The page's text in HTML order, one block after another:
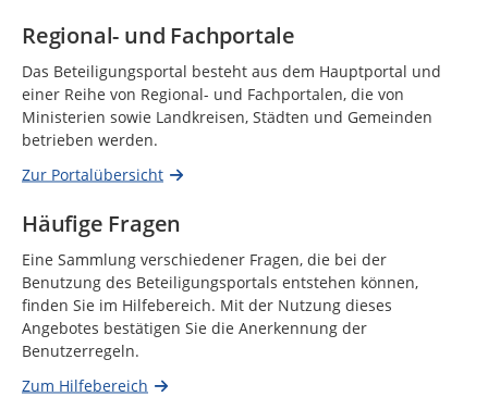
Regional- und Fachportale
Das Beteiligungsportal besteht aus dem Hauptportal und
einer Reihe von Regional- und Fachportalen, die von
Ministerien sowie Landkreisen, Städten und Gemeinden
betrieben werden.
Zur Portalübersicht
Häufige Fragen
Eine Sammlung verschiedener Fragen, die bei der
Benutzung des Beteiligungsportals entstehen können,
finden Sie im Hilfebereich. Mit der Nutzung dieses
Angebotes bestätigen Sie die Anerkennung der
Benutzerregeln.
Zum Hilfebereich